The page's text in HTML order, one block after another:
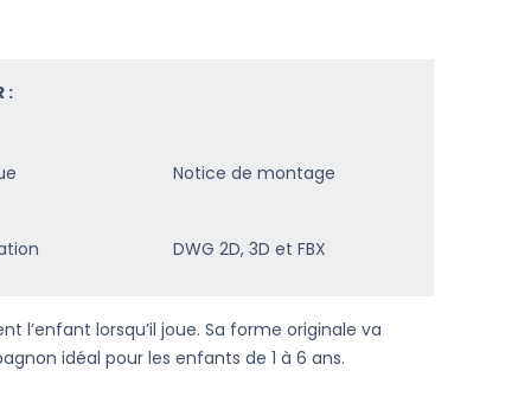
:
Notice de montage
DWG 2D, 3D et FBX
l’enfant lorsqu’il joue. Sa forme originale va
idéal pour les enfants de 1 à 6 ans.